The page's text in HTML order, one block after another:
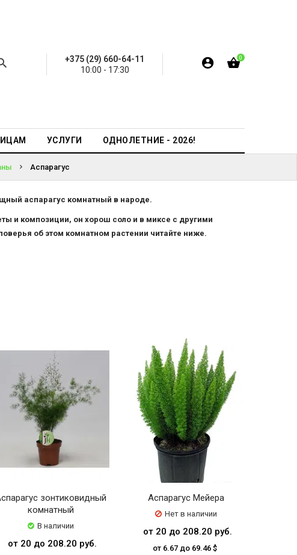
+375 (29) 660-64-11
10:00 - 17:30
0
УСЛУГИ ОДНОЛЕТНИЕ - 2026!
Аспарагус
аспарагус комнатный в народе.
и композиции, он хорош соло и в миксе с другими
об этом комнатном растении читайте ниже.
зонтиковидный
комнатный
В наличии
от 20 до 208.20 руб.
Аспарагус Мейера
Нет в наличии
от 20 до 208.20 руб.
от 6.67 до 69.46 $